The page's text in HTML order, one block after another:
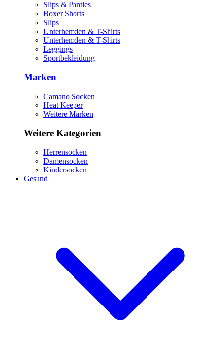
Slips & Panties
Boxer Shorts
Slips
Unterhemden & T-Shirts
Unterhemden & T-Shirts
Leggings
Sportbekleidung
Marken
Camano Socken
Heat Keeper
Weitere Marken
Weitere Kategorien
Herrensocken
Damensocken
Kindersocken
Gesund